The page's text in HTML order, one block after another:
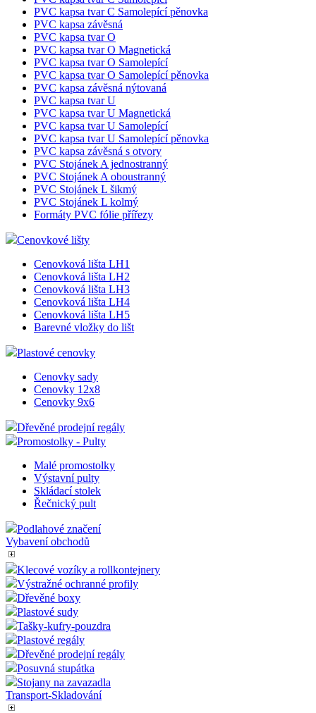
Pouzdra na informace
PVC samolepící kapsa tvar C
PVC samolepící kapsa tvar D
PVC nelepící kapsa tvar U
PVC samolepící kapsa tvar U
PVC kapsa tvar C
PVC kapsa tvar C Magnetická
PVC kapsa tvar C Samolepící
PVC kapsa tvar C Samolepící pěnovka
PVC kapsa závěsná
PVC kapsa tvar O
PVC kapsa tvar O Magnetická
PVC kapsa tvar O Samolepící
PVC kapsa tvar O Samolepící pěnovka
PVC kapsa závěsná nýtovaná
PVC kapsa tvar U
PVC kapsa tvar U Magnetická
PVC kapsa tvar U Samolepící
PVC kapsa tvar U Samolepící pěnovka
PVC kapsa závěsná s otvory
PVC Stojánek A jednostranný
PVC Stojánek A oboustranný
PVC Stojánek L šikmý
PVC Stojánek L kolmý
Formáty PVC fólie přířezy
Cenovkové lišty
Cenovková lišta LH1
Cenovková lišta LH2
Cenovková lišta LH3
Cenovková lišta LH4
Cenovková lišta LH5
Barevné vložky do lišt
Plastové cenovky
Cenovky sady
Cenovky 12x8
Cenovky 9x6
Dřevěné prodejní regály
Promostolky - Pulty
Výstavní pulty
Skládací stolek
Řečnický pult
Podlahové značení
Vybavení obchodů
Klecové vozíky a rollkontejnery
Výstražné ochranné profily
Dřevěné boxy